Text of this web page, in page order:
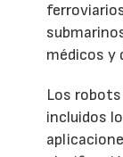
médicos y
Los
incluidos